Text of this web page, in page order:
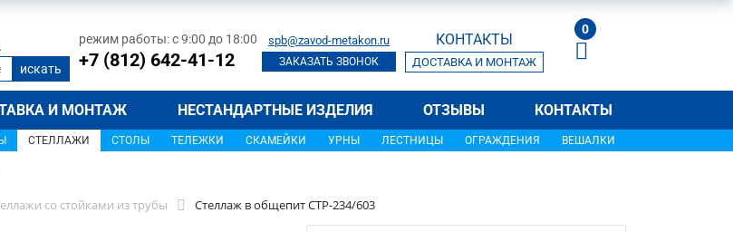
режим работы: с 9:00 до 18:00
+7 (812) 642-41-12
spb@zavod-metakon.ru
ЗАКАЗАТЬ ЗВОНОК
КОНТАКТЫ
ДОСТАВКА И МОНТАЖ
0
И МОНТАЖ НЕСТАНДАРТНЫЕ ИЗДЕЛИЯ ОТЗЫВЫ КОНТАКТЫ
СТЕЛЛАЖИ СТОЛЫ ТЕЛЕЖКИ СКАМЕЙКИ УРНЫ ЛЕСТНИЦЫ ОГРАЖДЕНИЯ ВЕШАЛКИ
со стойками из трубы Стеллаж в общепит СТР-234/603